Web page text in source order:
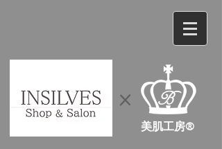
​× ​美肌工房®